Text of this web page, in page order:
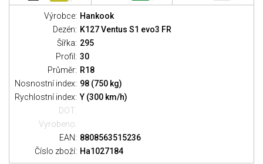
Výrobce: Hankook
Dezén: K127 Ventus S1 evo3 FR
Šířka: 295
Profil: 30
Průměr: R18
Nosnostní index: 98 (750 kg)
Rychlostní index: Y (300 km/h)
DOT:
Vyrobeno:
EAN: 8808563515236
Číslo zboží: Ha1027184